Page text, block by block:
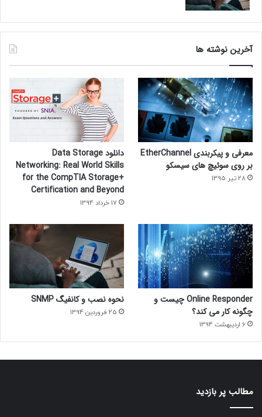
آخرین نوشته ها
معرفی و پیکربندی EtherChannel
بر روی سوئیچ های سیسکو
28 تیر 1395
دانلود Data Storage
Networking: Real World Skills
for the CompTIA Storage+
Certification and Beyond
17 خرداد 1394
Online Responder چیست و
چگونه کار می کند؟
6 اردیبهشت 1394
نحوه نصب و کانفیگ SNMP
25 فروردین 1394
مطالب پر بازدید